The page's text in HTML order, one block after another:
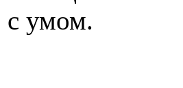
с умом.